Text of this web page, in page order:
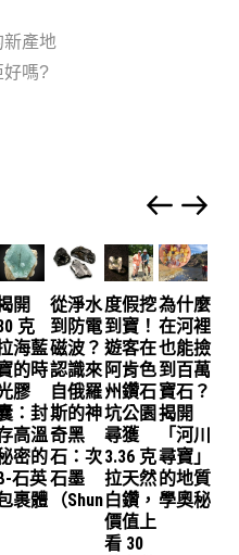
新產地
好嗎?
開
克
海藍
的時
膠
：封
高溫
密的
石英
裹體
從淨水
到防電
磁波？
認識來
自俄羅
斯的神
奇黑
石：次
石墨
（Shungite）
度假挖
到寶！
遊客在
阿肯色
州鑽石
坑公園
尋獲
3.36 克
拉天然
白鑽，
價值上
看 30
為什麼
在河裡
也能撿
到百萬
寶石？
揭開
「河川
尋寶」
的地質
學奧秘